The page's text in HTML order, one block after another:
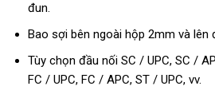
đun.
Bao sợi bên ngoài hộp 2mm và lên
Tùy chọn đầu nối SC / UPC, SC /
FC / UPC, FC / APC, ST / UPC, vv.